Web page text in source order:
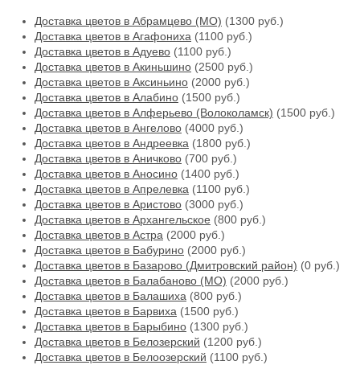
Доставка цветов в Абрамцево (МО) (1300 руб.)
Доставка цветов в Агафониха (1100 руб.)
Доставка цветов в Адуево (1100 руб.)
Доставка цветов в Акиньшино (2500 руб.)
Доставка цветов в Аксиньино (2000 руб.)
Доставка цветов в Алабино (1500 руб.)
Доставка цветов в Алферьево (Волоколамск) (1500 руб.)
Доставка цветов в Ангелово (4000 руб.)
Доставка цветов в Андреевка (1800 руб.)
Доставка цветов в Аничково (700 руб.)
Доставка цветов в Аносино (1400 руб.)
Доставка цветов в Апрелевка (1100 руб.)
Доставка цветов в Аристово (3000 руб.)
Доставка цветов в Архангельское (800 руб.)
Доставка цветов в Астра (2000 руб.)
Доставка цветов в Бабурино (2000 руб.)
Доставка цветов в Базарово (Дмитровский район) (0 руб.)
Доставка цветов в Балабаново (МО) (2000 руб.)
Доставка цветов в Балашиха (800 руб.)
Доставка цветов в Барвиха (1500 руб.)
Доставка цветов в Барыбино (1300 руб.)
Доставка цветов в Белозерский (1200 руб.)
Доставка цветов в Белоозерский (1100 руб.)